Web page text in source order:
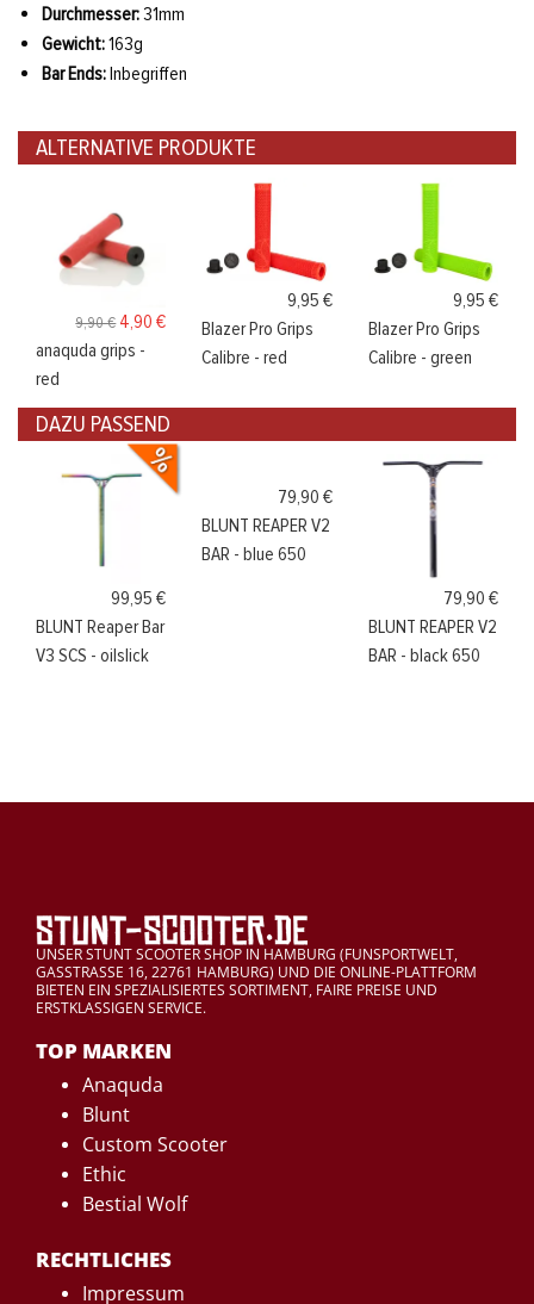
Durchmesser:31mm
Gewicht:163g
Bar Ends:Inbegriffen
ALTERNATIVE PRODUKTE
9,90 € 4,90 €
anaquda grips -
red
9,95 €
Blazer Pro Grips
Calibre - red
9,95 €
Blazer Pro Grips
Calibre - green
DAZU PASSEND
99,95 €
BLUNT Reaper Bar
V3 SCS - oilslick
79,90 €
BLUNT REAPER V2
BAR - blue 650
79,90 €
BLUNT REAPER V2
BAR - black 650
UNSER STUNT SCOOTER SHOP IN HAMBURG (FUNSPORTWELT,
GASSTRASSE 16, 22761 HAMBURG) UND DIE ONLINE-PLATTFORM
BIETEN EIN SPEZIALISIERTES SORTIMENT, FAIRE PREISE UND
ERSTKLASSIGEN SERVICE.
TOP MARKEN
Anaquda
Blunt
Custom Scooter
Ethic
Bestial Wolf
RECHTLICHES
Impressum